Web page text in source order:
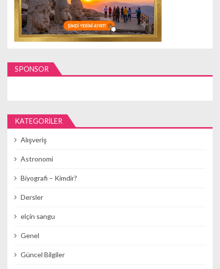
SPONSOR
KATEGORILER
Alışveriş
Astronomi
Biyografi – Kimdir?
Dersler
elçin sangu
Genel
Güncel Bilgiler